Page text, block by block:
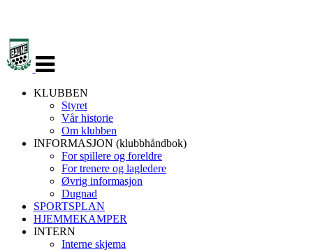
navigasjon
KLUBBEN
Styret
Vår historie
Om klubben
INFORMASJON (klubbhåndbok)
For spillere og foreldre
For trenere og lagledere
Øvrig informasjon
Dugnad
SPORTSPLAN
HJEMMEKAMPER
INTERN
Interne skjema